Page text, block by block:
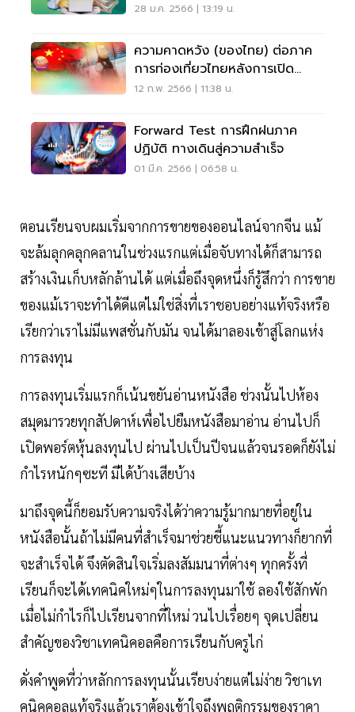
28 ม.ค. 2566 | 13:19 น.
ความคาดหวัง (ของไทย) ต่อภาค
การท่องเที่ยวไทยหลังการเปิด
ประเทศของจีน
12 ก.พ. 2566 | 11:38 น.
Forward Test การฝึกฝนภาค
ปฏิบัติ ทางเดินสู่ความสำเร็จ
01 มี.ค. 2566 | 06:58 น.
ตอนเรียนจบผมเริ่มจากการขายของออนไลน์จากจีน แม้
จะล้มลุกคลุกคลานในช่วงแรกแต่เมื่อจับทางได้ก็สามารถ
สร้างเงินเก็บหลักล้านได้ แต่เมื่อถึงจุดหนึ่งก็รู้สึกว่า การขาย
ของแม้เราจะทำได้ดีแต่ไม่ใช่สิ่งที่เราชอบอย่างแท้จริงหรือ
เรียกว่าเราไม่มีแพสชั่นกับมัน จนได้มาลองเข้าสู่โลกแห่ง
การลงทุน
การลงทุนเริ่มแรกก็เน้นขยันอ่านหนังสือ ช่วงนั้นไปห้อง
สมุดมารวยทุกสัปดาห์เพื่อไปยืมหนังสือมาอ่าน อ่านไปก็
เปิดพอร์ตหุ้นลงทุนไป ผ่านไปเป็นปีจนแล้วจนรอดก็ยังไม่
กำไรหนักๆซะที มีได้บ้างเสียบ้าง
มาถึงจุดนี้ก็ยอมรับความจริงได้ว่าความรู้มากมายที่อยู่ใน
หนังสือนั้นถ้าไม่มีคนที่สำเร็จมาช่วยชี้แนะแนวทางก็ยากที่
จะสำเร็จได้ จึงตัดสินใจเริ่มลงสัมมนาที่ต่างๆ ทุกครั้งที่
เรียนก็จะได้เทคนิคใหม่ๆในการลงทุนมาใช้ ลองใช้สักพัก
เมื่อไม่กำไรก็ไปเรียนจากที่ใหม่ วนไปเรื่อยๆ จุดเปลี่ยน
สำคัญของวิชาเทคนิคอลคือการเรียนกับครูไก่
ดั่งคำพูดที่ว่าหลักการลงทุนนั้นเรียบง่ายแต่ไม่ง่าย วิชาเท
คนิคคอลแท้จริงแล้วเราต้องเข้าใจถึงพฤติกรรมของราคา